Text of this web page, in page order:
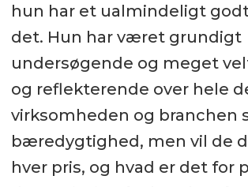
hun har et ualmindeligt
det. Hun har været grundigt
undersøgende og meget
og reflekterende over hele
virksomheden og branchen
bæredygtighed, men vil de
hver pris, og hvad er det for